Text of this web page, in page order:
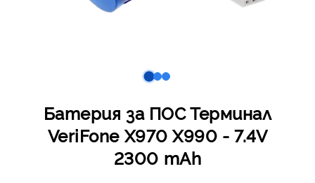
Батерия за ПОС Терминал
VeriFone X970 X990 - 7.4V
2300 mAh